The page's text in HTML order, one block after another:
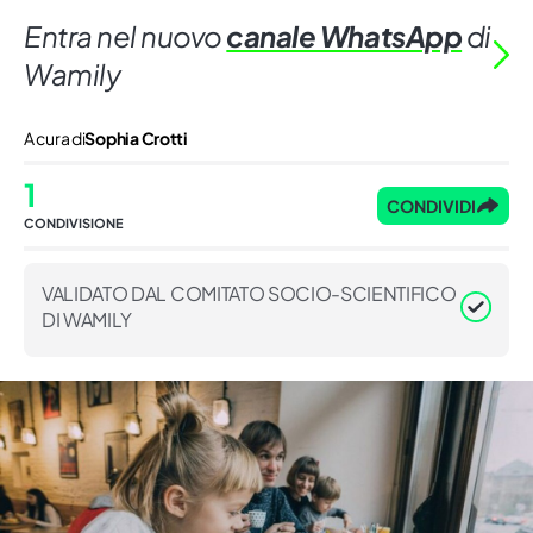
Entra nel nuovocanale WhatsAppdi
Wamily
A cura diSophia Crotti
1
CONDIVISIONE
CONDIVIDI
VALIDATO DAL COMITATO SOCIO-SCIENTIFICO
DI WAMILY